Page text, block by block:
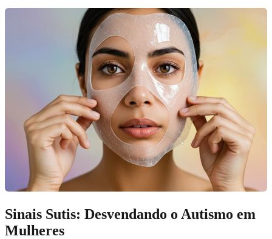
Sinais Sutis: Desvendando o Autismo em
Mulheres